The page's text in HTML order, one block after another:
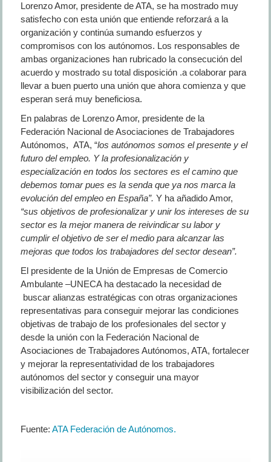
Lorenzo Amor, presidente de ATA, se ha mostrado muy
satisfecho con esta unión que entiende reforzará a la
organización y continúa sumando esfuerzos y
compromisos con los autónomos. Los responsables de
ambas organizaciones han rubricado la consecución del
acuerdo y mostrado su total disposición .a colaborar para
llevar a buen puerto una unión que ahora comienza y que
esperan será muy beneficiosa.
En palabras de Lorenzo Amor, presidente de la
Federación Nacional de Asociaciones de Trabajadores
Autónomos, ATA, “los autónomos somos el presente y el
futuro del empleo. Y la profesionalización y
especialización en todos los sectores es el camino que
debemos tomar pues es la senda que ya nos marca la
evolución del empleo en España”. Y ha añadido Amor,
“sus objetivos de profesionalizar y unir los intereses de su
sector es la mejor manera de reivindicar su labor y
cumplir el objetivo de ser el medio para alcanzar las
mejoras que todos los trabajadores del sector desean”.
El presidente de la Unión de Empresas de Comercio
Ambulante –UNECA ha destacado la necesidad de
buscar alianzas estratégicas con otras organizaciones
representativas para conseguir mejorar las condiciones
objetivas de trabajo de los profesionales del sector y
desde la unión con la Federación Nacional de
Asociaciones de Trabajadores Autónomos, ATA, fortalecer
y mejorar la representatividad de los trabajadores
autónomos del sector y conseguir una mayor
visibilización del sector.
Fuente: ATA Federación de Autónomos.